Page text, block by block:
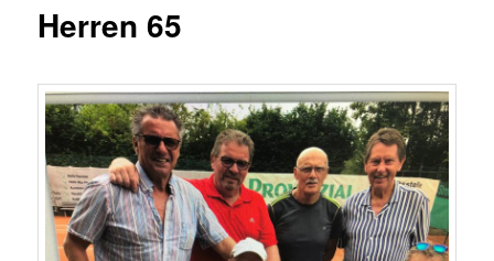
Herren 65